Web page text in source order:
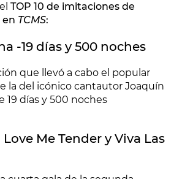
TOP 10 de imitaciones de
en TCMS:
-19 días y 500 noches
que llevó a cabo el popular
la del icónico cantautor Joaquín
19 días y 500 noches
Love Me Tender y Viva Las